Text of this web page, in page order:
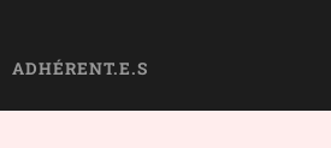
ADHÉRENT.E.S